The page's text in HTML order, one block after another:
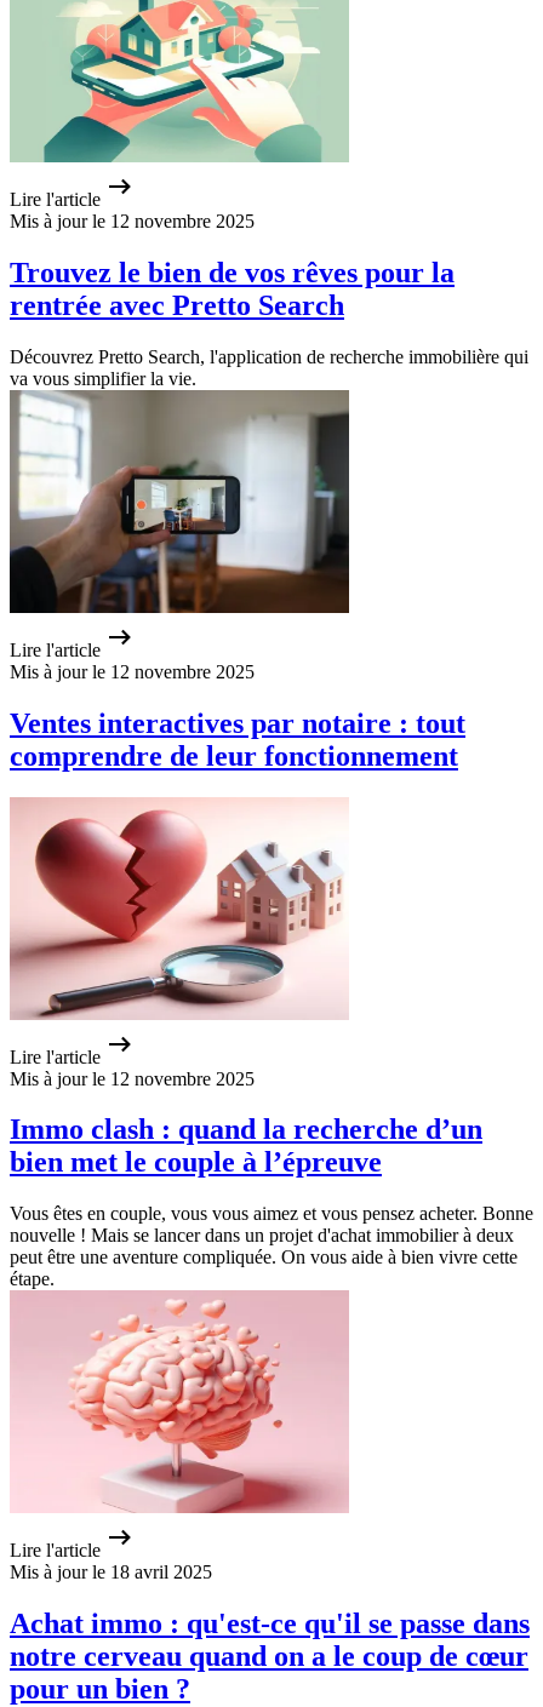
Lire l'article
Mis à jour le 12 novembre 2025
Trouvez le bien de vos rêves pour la
rentrée avec Pretto Search
Découvrez Pretto Search, l'application de recherche immobilière qui
va vous simplifier la vie.
Lire l'article
Mis à jour le 12 novembre 2025
Ventes interactives par notaire : tout
comprendre de leur fonctionnement
Lire l'article
Mis à jour le 12 novembre 2025
Immo clash : quand la recherche d’un
bien met le couple à l’épreuve
Vous êtes en couple, vous vous aimez et vous pensez acheter. Bonne
nouvelle ! Mais se lancer dans un projet d'achat immobilier à deux
peut être une aventure compliquée. On vous aide à bien vivre cette
étape.
Lire l'article
Mis à jour le 18 avril 2025
Achat immo : qu'est-ce qu'il se passe dans
notre cerveau quand on a le coup de cœur
pour un bien ?